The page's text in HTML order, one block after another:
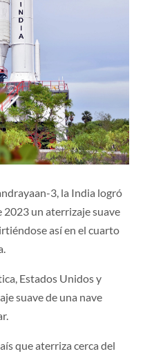
3, la India logró
2023 un aterrizaje suave
así en el cuarto
Estados Unidos y
suave de una nave
que aterriza cerca del